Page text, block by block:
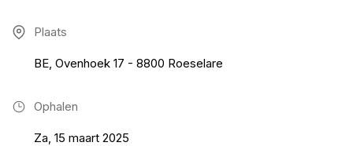
Plaats
BE, Ovenhoek 17 - 8800 Roeselare
Ophalen
Za, 15 maart 2025